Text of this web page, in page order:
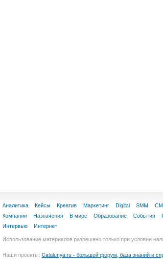
Аналитика Кейсы Креатив Маркетинг Digital SMM
Компании
Назначения В мире Образование События
Интервью
Интернет
Использование материалов разрешено только при условии
Наши проекты: Catalunya.ru - большой форум, база знаний и